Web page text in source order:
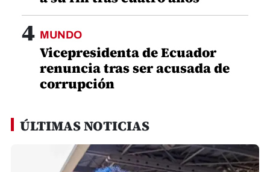
4 MUNDO
Vicepresidenta de Ecuador
renuncia tras ser acusada de
corrupción
ÚLTIMAS NOTICIAS